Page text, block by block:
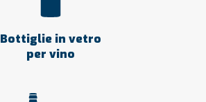
Bottiglie in vetro
per vino